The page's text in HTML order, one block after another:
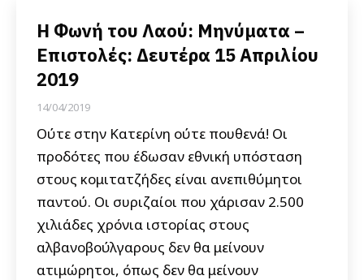
Η Φωνή του Λαού: Μηνύματα –
Επιστολές: Δευτέρα 15 Απριλίου
2019
14/04/2019
Ούτε στην Κατερίνη ούτε πουθενά! Οι
προδότες που έδωσαν εθνική υπόσταση
στους κομιτατζήδες είναι ανεπιθύμητοι
παντού. Οι συριζαίοι που χάρισαν 2.500
χιλιάδες χρόνια ιστορίας στους
αλβανοβούλγαρους δεν θα μείνουν
ατιμώρητοι, όπως δεν θα μείνουν